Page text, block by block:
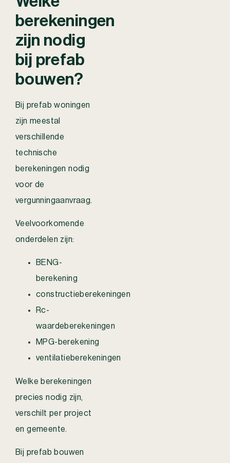
berekeningen
zijn nodig
bij prefab
bouwen?
Bij prefab woningen
zijn meestal
verschillende
technische
berekeningen nodig
voor de
vergunningaanvraag.
Veelvoorkomende
onderdelen zijn:
BENG-
berekening
constructieberekeningen
Rc-
waardeberekeningen
MPG-berekening
ventilatieberekeningen
Welke berekeningen
precies nodig zijn,
verschilt per project
en gemeente.
Bij prefab bouwen